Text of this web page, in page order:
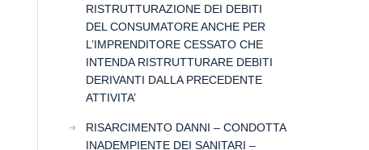
RISTRUTTURAZIONE DEI DEBITI
DEL CONSUMATORE ANCHE PER
L’IMPRENDITORE CESSATO CHE
INTENDA RISTRUTTURARE DEBITI
DERIVANTI DALLA PRECEDENTE
ATTIVITA’
RISARCIMENTO DANNI – CONDOTTA
INADEMPIENTE DEI SANITARI –